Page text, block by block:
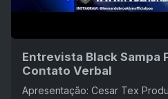
Entrevista Black Sampa
Contato Verbal
Apresentação: Cesar Tex